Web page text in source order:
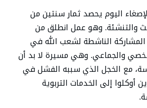
اليوم يحصد ثمار سنتين من
والتنشئة. وهو عمل انطلق من
المشاركة الناشطة لشعب الله في
والجماعي. وهي مسيرة لا بد أن
مع الخجل الذي سببه الفشل في
أوكلوا إلى الخدمات التربوية